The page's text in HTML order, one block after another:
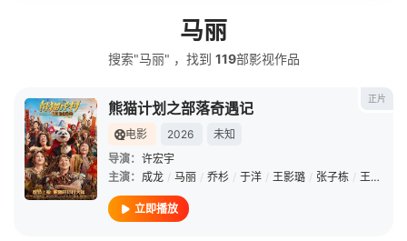
马丽
搜索"马丽" ，找到 119部影视作品
正片
熊猫计划之部落奇遇记
电影 2026
未知
导演： 许宏宇
主演： 成龙 / 马丽 / 乔杉 / 于洋 / 王影璐 / 张子栋 / 王成思
立即播放